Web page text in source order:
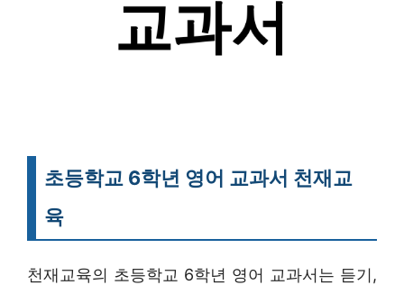
초등학교 6학년 영어 교과서 천재교
육
천재교육의 초등학교 6학년 영어 교과서는 듣기,